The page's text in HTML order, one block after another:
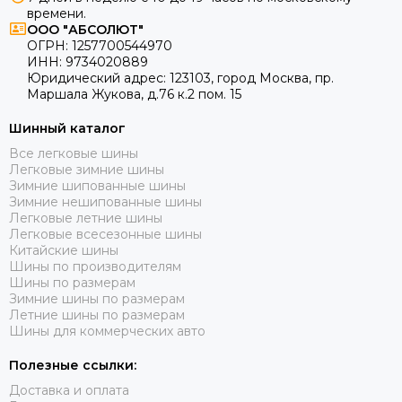
Шины Roadcruza
Шины Unigrip
Шины Wanda
Шины Royal Black
Шины Cachland
Шины Minerva
Шины Firestone
Шины Nokian Tyres
согласования заказа
Как купить летние шины Cordiant 235/55
R18?
Выберите нужные шины Кордиант 235/55 R18 и оформите
менеджер для подтверждения, уточнит детали — и мы
организуем доставку по Москве, Московской области или
отправку через транспортную компанию в любой регион
России.
времени.
ООО "АБСОЛЮТ"
ОГРН: 1257700544970
ИНН: 9734020889
Юридический адрес: 123103, город Москва, пр.
Маршала Жукова, д.76 к.2 пом. 15
Шинный каталог
Все легковые шины
Легковые зимние шины
Зимние шипованные шины
Зимние нешипованные шины
Легковые летние шины
Легковые всесезонные шины
Китайские шины
Шины по производителям
Шины по размерам
Зимние шины по размерам
Летние шины по размерам
Шины для коммерческих авто
Полезные ссылки:
Доставка и оплата